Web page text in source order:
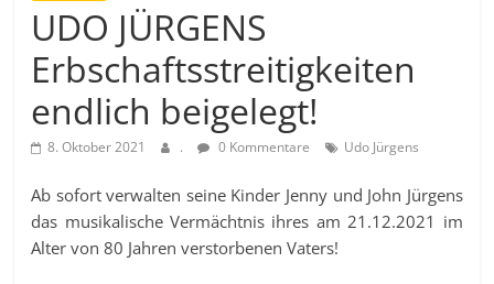
UDO JÜRGENS
Erbschaftsstreitigkeiten
endlich beigelegt!
8. Oktober 2021 . 0 Kommentare Udo Jürgens
Ab sofort verwalten seine Kinder Jenny und John Jürgens
das musikalische Vermächtnis ihres am 21.12.2021 im
Alter von 80 Jahren verstorbenen Vaters!